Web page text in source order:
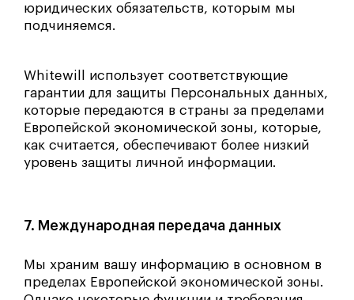
юридических обязательств, которым мы
подчиняемся.
Whitewill использует соответствующие
гарантии для защиты Персональных данных,
которые передаются в страны за пределами
Европейской экономической зоны, которые,
как считается, обеспечивают более низкий
уровень защиты личной информации.
7. Международная передача данных
Мы храним вашу информацию в основном в
пределах Европейской экономической зоны.